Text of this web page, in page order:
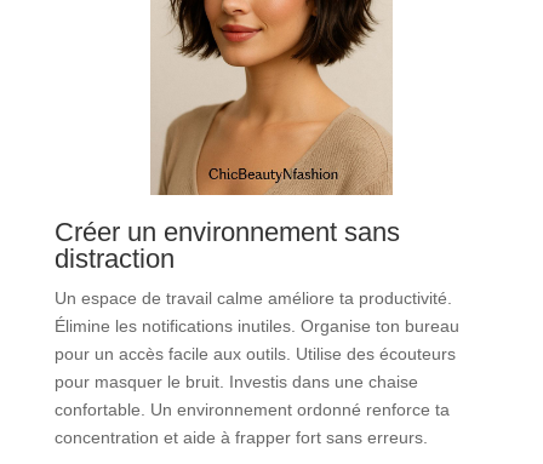
Créer un environnement sans
distraction
Un espace de travail calme améliore ta productivité.
Élimine les notifications inutiles. Organise ton bureau
pour un accès facile aux outils. Utilise des écouteurs
pour masquer le bruit. Investis dans une chaise
confortable. Un environnement ordonné renforce ta
concentration et aide à frapper fort sans erreurs.